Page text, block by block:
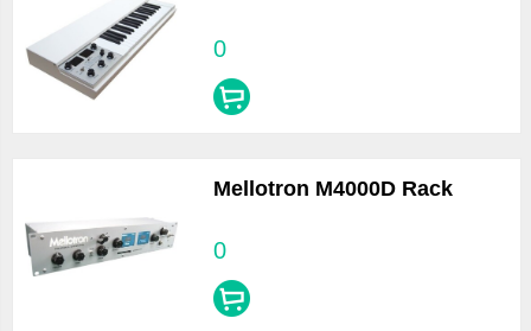
0
Mellotron M4000D Rack
0